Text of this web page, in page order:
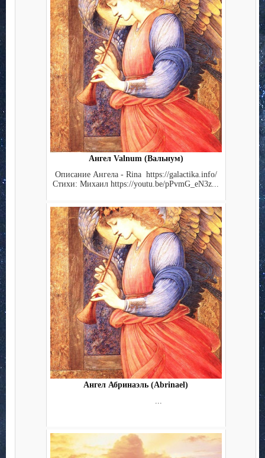
Ангел Valnum (Вальнум)
Описание Ангела - Rina https://galactika.info/
Стихи: Михаил https://youtu.be/pPvmG_eN3z...
Ангел Абринаэль (Abrinael)